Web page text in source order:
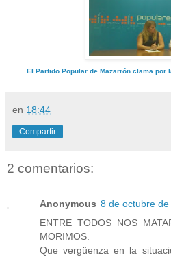
El Partido Popular de Mazarrón clama
en 18:44
Compartir
2 comentarios:
Anonymous 8 de octubre
ENTRE TODOS NOS
MORIMOS.
Que vergüenza en la